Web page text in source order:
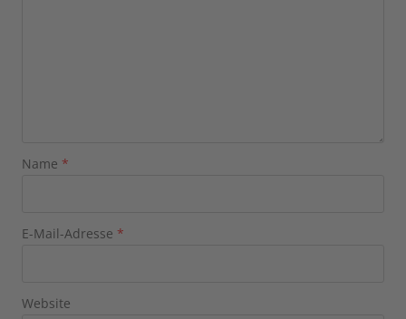
Name *
E-Mail-Adresse *
Website